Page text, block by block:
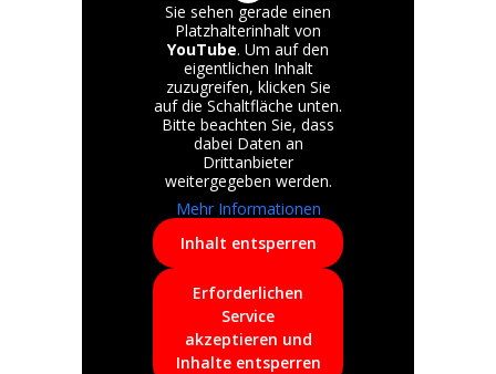
Sie sehen gerade einen
Platzhalterinhalt von
YouTube. Um auf den
eigentlichen Inhalt
zuzugreifen, klicken Sie
auf die Schaltfläche unten.
Bitte beachten Sie, dass
dabei Daten an
Drittanbieter
weitergegeben werden.
Mehr Informationen
Inhalt entsperren
Erforderlichen
Service
akzeptieren und
Inhalte entsperren